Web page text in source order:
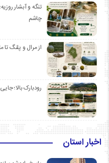
تنگه و آبشار
چاشم
از مرال و پلنگ تا
رودبارک بالا؛
اخبار استان